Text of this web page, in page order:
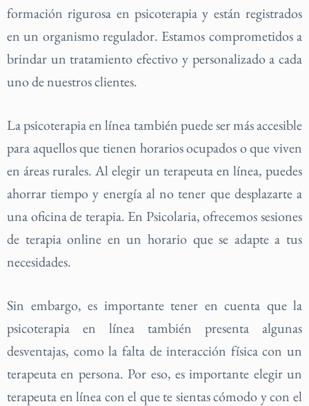
formación rigurosa en psicoterapia y están registrados
en un organismo regulador. Estamos comprometidos a
brindar un tratamiento efectivo y personalizado a cada
uno de nuestros clientes.
La psicoterapia en línea también puede ser más accesible
para aquellos que tienen horarios ocupados o que viven
en áreas rurales. Al elegir un terapeuta en línea, puedes
ahorrar tiempo y energía al no tener que desplazarte a
una oficina de terapia. En Psicolaria, ofrecemos sesiones
de terapia online en un horario que se adapte a tus
necesidades.
Sin embargo, es importante tener en cuenta que la
psicoterapia en línea también presenta algunas
desventajas, como la falta de interacción física con un
terapeuta en persona. Por eso, es importante elegir un
terapeuta en línea con el que te sientas cómodo y con el